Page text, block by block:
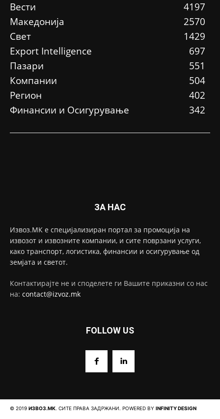
Вести
4197
Македонија
2570
Свет
1429
Еxport Intelligence
697
Пазари
551
Компании
504
Регион
402
Финансии и Осигурување
342
ЗА НАС
Извоз.МК е специјализиран портал за промоција на
извозот и извозните компании, и сите поврзани услуги,
како транспорт, логистика, финансии и осигурување од
земјата и светот.
Контактирајте не и споделете ги Вашите приказни со нас
на: contact@izvoz.mk
FOLLOW US
© 2019 ИЗВОЗ.МК. СИТЕ ПРАВА ЗАДРЖАНИ. POWERED BY INFINITY DESIGN